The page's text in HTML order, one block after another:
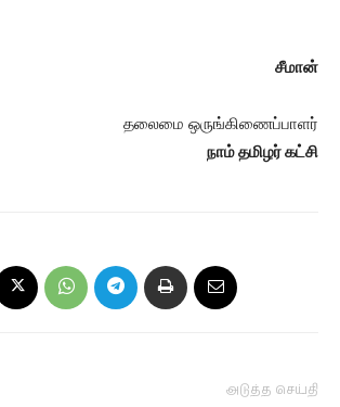
சீமான்
தலைமை ஒருங்கிணைப்பாளர்
நாம் தமிழர் கட்சி
அடுத்த செய்தி